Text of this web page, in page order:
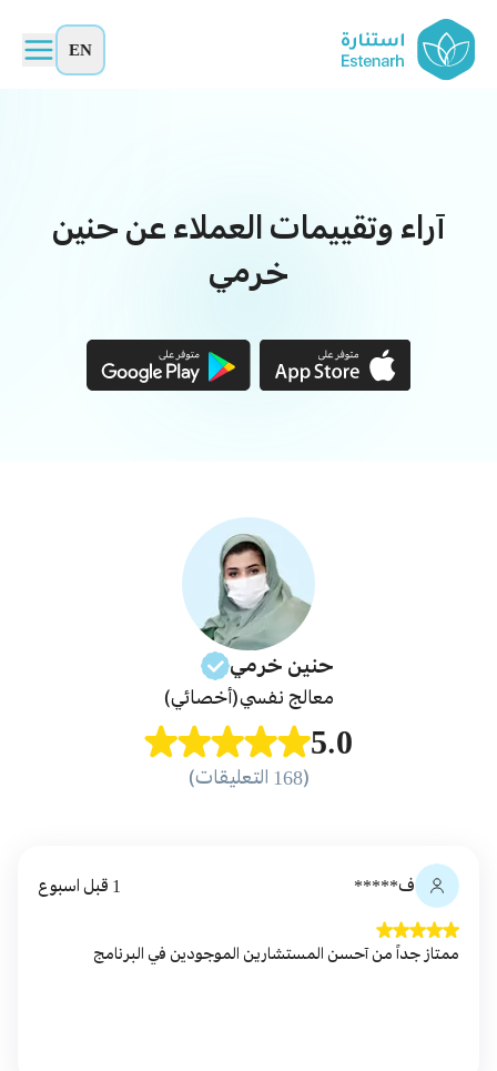
EN
آراء وتقييمات العملاء عن حنين
خرمي
حنين خرمي
معالج نفسي(أخصائي)
5.0
(168 التعليقات)
ف***** 1 قبل اسبوع
ممتاز جداً من آحسن المستشارين الموجودين في البرنامج